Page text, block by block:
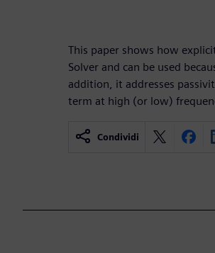
This paper shows how
Solver and can be used
addition, it addresses
term at high (or low)
Condividi